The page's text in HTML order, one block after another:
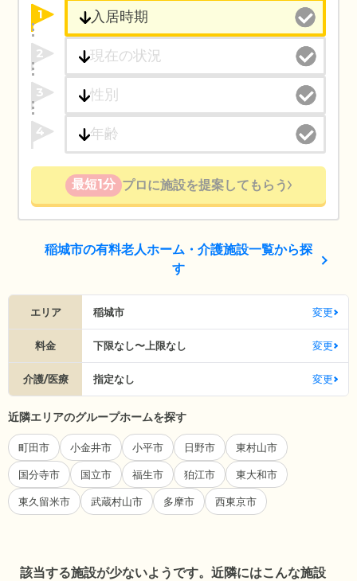
1
2
3
4
最短1分 プロに施設を提案してもらう
稲城市の有料老人ホーム・介護施設一覧から探
す
エリア 稲城市 変更
料金 下限なし〜上限なし 変更
介護/医療 指定なし 変更
近隣エリアのグループホームを探す
町田市 小金井市 小平市 日野市 東村山市
国分寺市 国立市 福生市 狛江市 東大和市
東久留米市 武蔵村山市 多摩市 西東京市
該当する施設が少ないようです。近隣にはこんな施設